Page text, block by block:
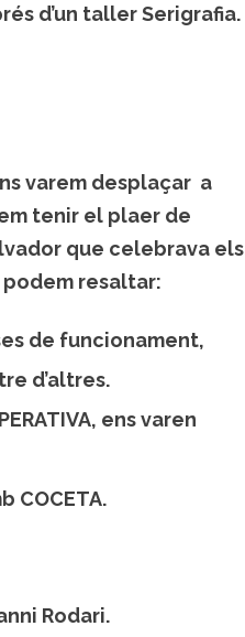
d’un taller Serigrafia.
varem desplaçar a
tenir el plaer de
que celebrava els
podem resaltar:
de funcionament,
d’altres.
ens varen
COCETA.
Rodari.